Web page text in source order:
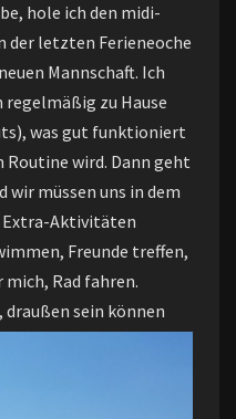
hole ich den midi-
der letzten Ferieneoche
Mannschaft. Ich
zu Hause
was gut funktioniert
Routine wird. Dann geht
wir müssen uns in dem
Extra-Aktivitäten
Freunde treffen,
Rad fahren.
draußen sein können